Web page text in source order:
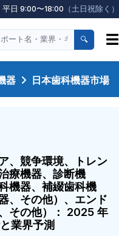
平日 9:00〜18:00 （土日祝除く）
🔍 ☰
器 日本歯科機器市場
、競争環境、トレン
療機器、診断機
機器、補綴歯科機
、その他）、エンド
その他）： 2025 年
業界予測